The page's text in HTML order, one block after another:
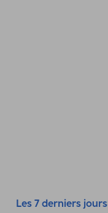
Les 7 derniers jours